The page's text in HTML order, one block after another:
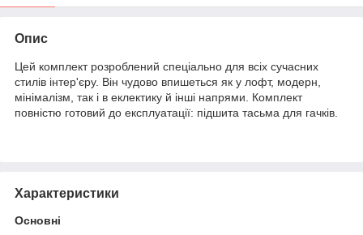
Опис
Цей комплект розроблений спеціально для всіх сучасних
стилів інтер'єру. Він чудово впишеться як у лофт, модерн,
мінімалізм, так і в еклектику й інші напрями. Комплект
повністю готовий до експлуатації: підшита тасьма для гачків.
Характеристики
Основні